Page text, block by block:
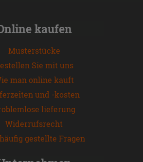
kaufen
Musterstücke
Sie mit uns
man online kauft
und -kosten
lieferung
Widerrufsrecht
gestellte Fragen